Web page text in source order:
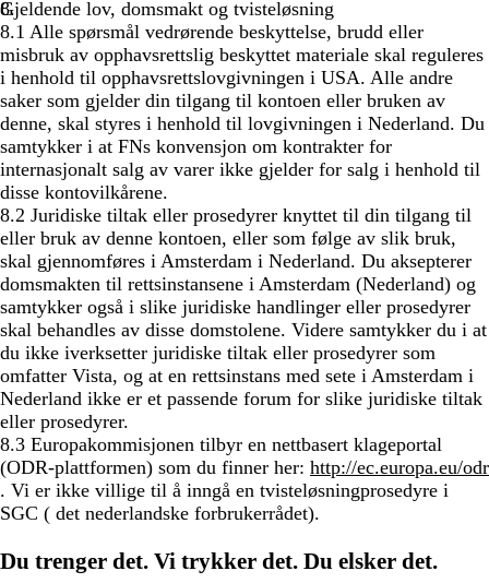
Gjeldende lov, domsmakt og tvisteløsning
8.1 Alle spørsmål vedrørende beskyttelse, brudd eller
misbruk av opphavsrettslig beskyttet materiale skal reguleres
i henhold til opphavsrettslovgivningen i USA. Alle andre
saker som gjelder din tilgang til kontoen eller bruken av
denne, skal styres i henhold til lovgivningen i Nederland. Du
samtykker i at FNs konvensjon om kontrakter for
internasjonalt salg av varer ikke gjelder for salg i henhold til
disse kontovilkårene.
8.2 Juridiske tiltak eller prosedyrer knyttet til din tilgang til
eller bruk av denne kontoen, eller som følge av slik bruk,
skal gjennomføres i Amsterdam i Nederland. Du aksepterer
domsmakten til rettsinstansene i Amsterdam (Nederland) og
samtykker også i slike juridiske handlinger eller prosedyrer
skal behandles av disse domstolene. Videre samtykker du i at
du ikke iverksetter juridiske tiltak eller prosedyrer som
omfatter Vista, og at en rettsinstans med sete i Amsterdam i
Nederland ikke er et passende forum for slike juridiske tiltak
eller prosedyrer.
8.3 Europakommisjonen tilbyr en nettbasert klageportal
(ODR-plattformen) som du finner her: http://ec.europa.eu/odr
. Vi er ikke villige til å inngå en tvisteløsningprosedyre i
SGC ( det nederlandske forbrukerrådet).
Du trenger det. Vi trykker det. Du elsker det.